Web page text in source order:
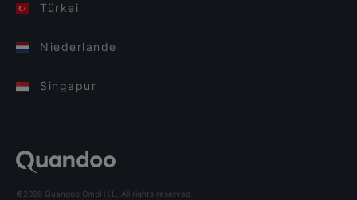
Türkei
Niederlande
Singapur
©2026 Quandoo GmbH i.L. All rights reserved